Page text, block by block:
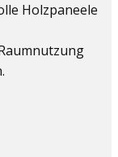
Holzpaneele